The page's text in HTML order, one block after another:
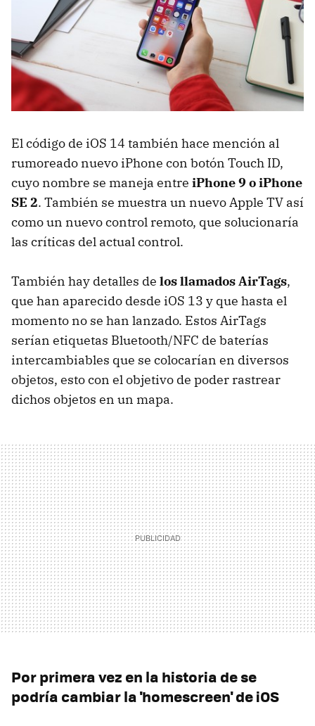
El código de iOS 14 también hace mención al
rumoreado nuevo iPhone con botón Touch ID,
cuyo nombre se maneja entre iPhone 9 o iPhone
SE 2. También se muestra un nuevo Apple TV así
como un nuevo control remoto, que solucionaría
las críticas del actual control.
También hay detalles de los llamados AirTags,
que han aparecido desde iOS 13 y que hasta el
momento no se han lanzado. Estos AirTags
serían etiquetas Bluetooth/NFC de baterías
intercambiables que se colocarían en diversos
objetos, esto con el objetivo de poder rastrear
dichos objetos en un mapa.
Por primera vez en la historia de se
podría cambiar la 'homescreen' de iOS